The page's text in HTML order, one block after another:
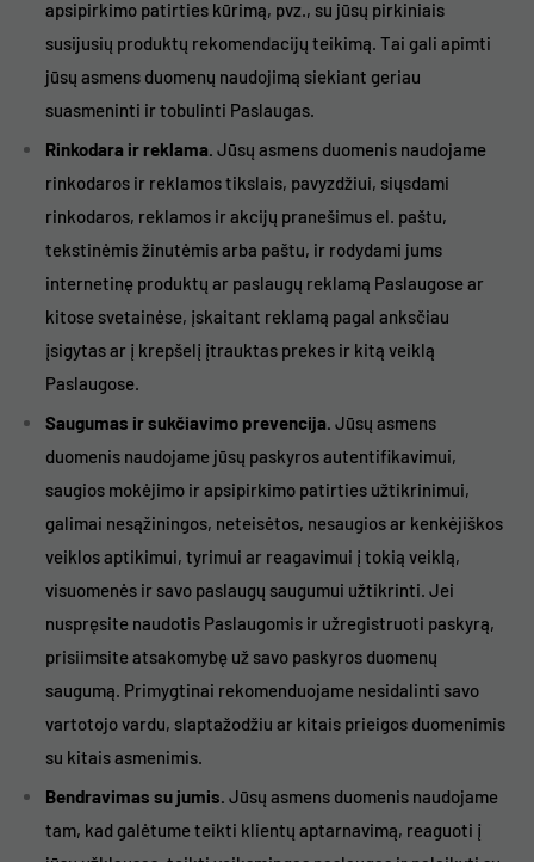
apsipirkimo patirties kūrimą, pvz., su jūsų pirkiniais
susijusių produktų rekomendacijų teikimą. Tai gali apimti
jūsų asmens duomenų naudojimą siekiant geriau
suasmeninti ir tobulinti Paslaugas.
Rinkodara ir reklama. Jūsų asmens duomenis naudojame
rinkodaros ir reklamos tikslais, pavyzdžiui, siųsdami
rinkodaros, reklamos ir akcijų pranešimus el. paštu,
tekstinėmis žinutėmis arba paštu, ir rodydami jums
internetinę produktų ar paslaugų reklamą Paslaugose ar
kitose svetainėse, įskaitant reklamą pagal anksčiau
įsigytas ar į krepšelį įtrauktas prekes ir kitą veiklą
Paslaugose.
Saugumas ir sukčiavimo prevencija. Jūsų asmens
duomenis naudojame jūsų paskyros autentifikavimui,
saugios mokėjimo ir apsipirkimo patirties užtikrinimui,
galimai nesąžiningos, neteisėtos, nesaugios ar kenkėjiškos
veiklos aptikimui, tyrimui ar reagavimui į tokią veiklą,
visuomenės ir savo paslaugų saugumui užtikrinti. Jei
nuspręsite naudotis Paslaugomis ir užregistruoti paskyrą,
prisiimsite atsakomybę už savo paskyros duomenų
saugumą. Primygtinai rekomenduojame nesidalinti savo
vartotojo vardu, slaptažodžiu ar kitais prieigos duomenimis
su kitais asmenimis.
Bendravimas su jumis. Jūsų asmens duomenis naudojame
tam, kad galėtume teikti klientų aptarnavimą, reaguoti į